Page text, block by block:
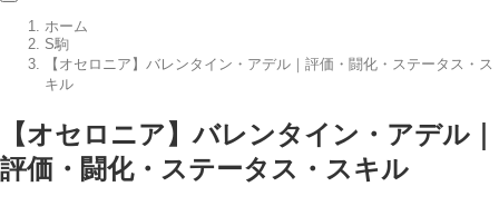
ホーム
S駒
【オセロニア】バレンタイン・アデル｜評価・闘化・ステータス・ス
キル
【オセロニア】バレンタイン・アデル｜
評価・闘化・ステータス・スキル